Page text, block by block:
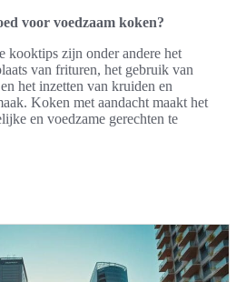
voor voedzaam koken?
kooktips zijn onder andere het
van frituren, het gebruik van
het inzetten van kruiden en
Koken met aandacht maakt het
en voedzame gerechten te